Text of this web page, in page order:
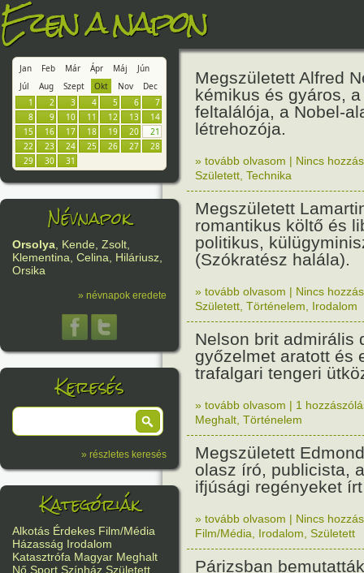
Ezen a napon
Jan Feb Már Ápr Máj
Jún
Júl
Aug Szept Okt Nov
Dec
1
2 3 4 5 6
7
8
9 10 11 12 13
14
15
16 17 18 19 20
21
22
23 24 25 26 27
28
29
30 31
Névnapok
Orsolya, Kende, Zsolt,
Klementina, Celina, Hiláriusz,
Orsika
» névnapok eredete
Keresés
» részletes keresés
Kategóriák
Alkotás Érdekes Film/Média
Házasság Irodalom
Katasztrófa Magyar Meghalt
Nő Sport Színház Született
Megszületett Alfred
kémikus és gyáros,
feltalálója, a Nobel-
létrehozója.
» tovább olvasom | Nincs
Született Technika
Megszületett
romantikus költő és
politikus,
(Szókratész halála).
» tovább olvasom | Nincs
Született Történelem Irodalom
Nelson brit admirális
győzelmet aratott és
trafalgari tengeri
» tovább olvasom | 1
Meghalt Történelem
Megszületett
olasz író, publicista,
ifjúsági regényeket
» tovább olvasom | Nincs
Film/Média
Irodalom Született
Párizsban